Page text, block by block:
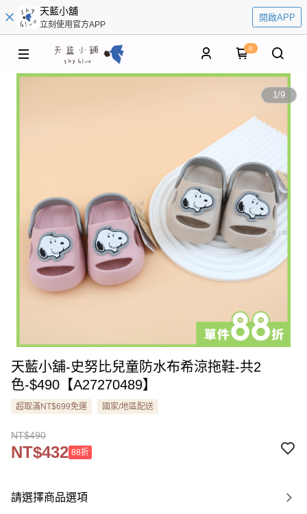
天藍小舖
立刻使用官方APP
開啟APP
0
1/9
天藍小舖-史努比兒童防水布希涼拖鞋-共2
色-$490【A27270489】
超取滿NT$699免運 國家/地區配送
NT$490
NT$432 88折
請選擇商品選項